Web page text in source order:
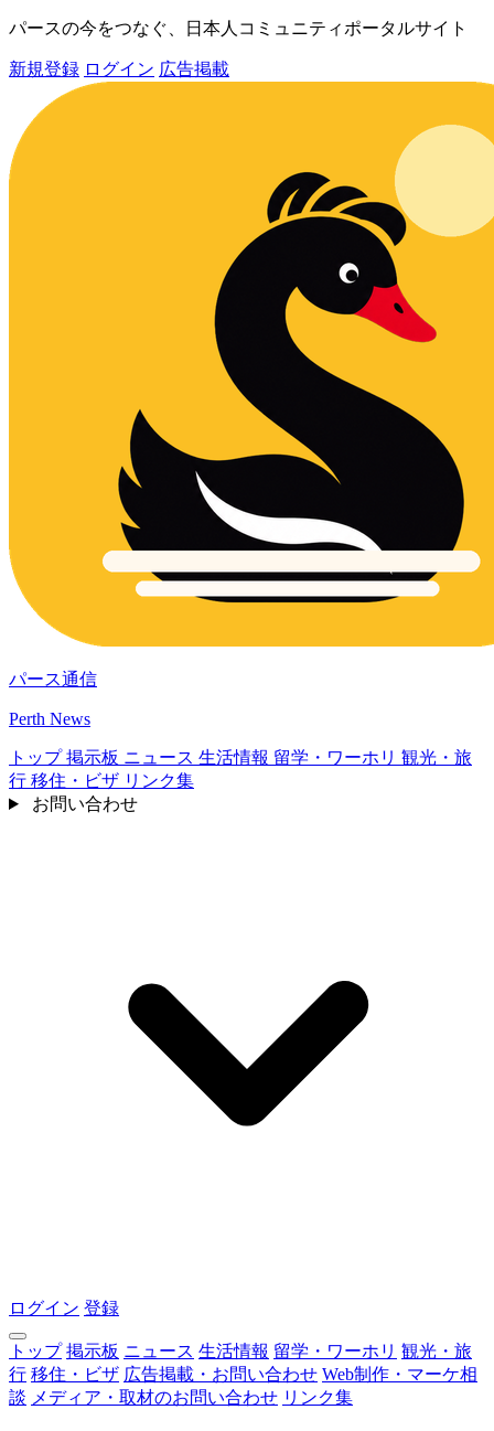
パースの今をつなぐ、日本人コミュニティポータルサイト
新規登録 ログイン 広告掲載
パース通信
Perth News
トップ掲示板 ニュース 生活情報 留学・ワーホリ 観光・旅
行 移住・ビザ リンク集
お問い合わせ
ログイン 登録
トップ 掲示板 ニュース 生活情報 留学・ワーホリ 観光・旅
行 移住・ビザ 広告掲載・お問い合わせ Web制作・マーケ相
談 メディア・取材のお問い合わせ リンク集